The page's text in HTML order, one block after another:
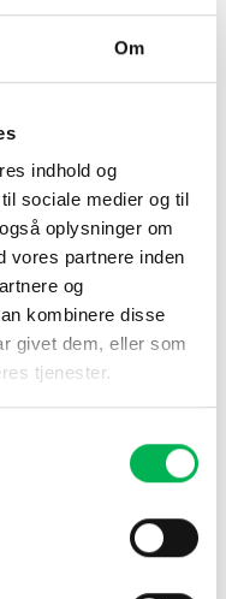
Om
indhold og
sociale medier og til
oplysninger om
vores partnere inden
og
kombinere disse
givet dem, eller som
tjenester.
de fleste dragebaserede
dig, der ønsker at
line og
område, hvor vinden frit
effekt.
I…